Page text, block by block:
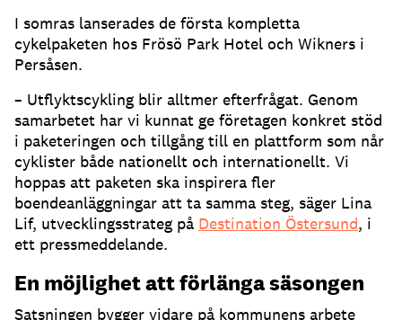
I somras lanserades de första kompletta
cykelpaketen hos Frösö Park Hotel och Wikners i
Persåsen.
– Utflyktscykling blir alltmer efterfrågat. Genom
samarbetet har vi kunnat ge företagen konkret stöd
i paketeringen och tillgång till en plattform som når
cyklister både nationellt och internationellt. Vi
hoppas att paketen ska inspirera fler
boendeanläggningar att ta samma steg, säger Lina
Lif, utvecklingsstrateg på Destination Östersund, i
ett pressmeddelande.
En möjlighet att förlänga säsongen
Satsningen bygger vidare på kommunens arbete